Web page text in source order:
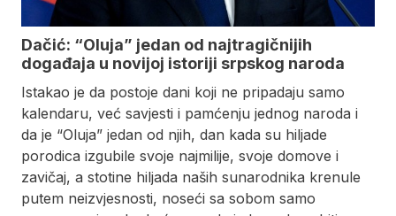
Dačić: “Oluja” jedan od najtragičnijih
događaja u novijoj istoriji srpskog naroda
Istakao je da postoje dani koji ne pripadaju samo
kalendaru, već savjesti i pamćenju jednog naroda i
da je “Oluja” jedan od njih, dan kada su hiljade
porodica izgubile svoje najmilije, svoje domove i
zavičaj, a stotine hiljada naših sunarodnika krenule
putem neizvjesnosti, noseći sa sobom samo